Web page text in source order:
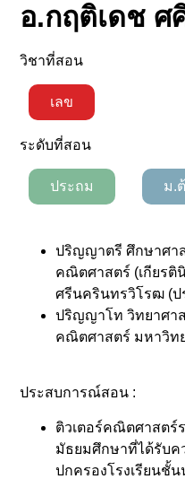
อ.กฤติเดช ศ
วิชาที่สอน
เลข
ระดับที่สอน
ประถม ม.
ปริญญาตรี ศึกษาศา
คณิตศาสตร์ (เกียรติ
ศรีนครินทรวิโรฒ (ป
ปริญญาโท วิทยาศา
คณิตศาสตร์ มหาวิท
ประสบการณ์สอน :
ติวเตอร์คณิตศาสตร์
มัธยมศึกษาที่ได้รับค
ปกครองโรงเรียนชั้